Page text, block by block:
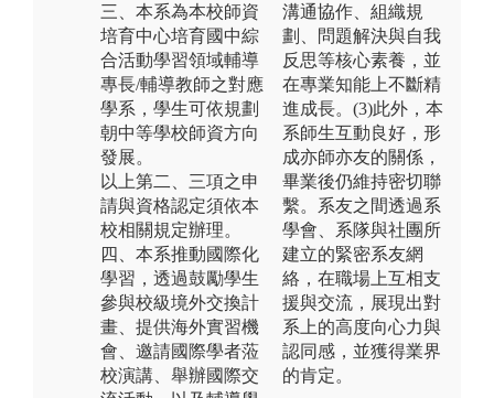
三、本系為本校師資
培育中心培育國中綜
合活動學習領域輔導
專長/輔導教師之對應
學系，學生可依規劃
朝中等學校師資方向
發展。
以上第二、三項之申
請與資格認定須依本
校相關規定辦理。
四、本系推動國際化
學習，透過鼓勵學生
參與校級境外交換計
畫、提供海外實習機
會、邀請國際學者蒞
校演講、舉辦國際交
溝通協作、組織規
劃、問題解決與自我
反思等核心素養，並
在專業知能上不斷精
進成長。(3)此外，本
系師生互動良好，形
成亦師亦友的關係，
畢業後仍維持密切聯
繫。系友之間透過系
學會、系隊與社團所
建立的緊密系友網
絡，在職場上互相支
援與交流，展現出對
系上的高度向心力與
認同感，並獲得業界
的肯定。